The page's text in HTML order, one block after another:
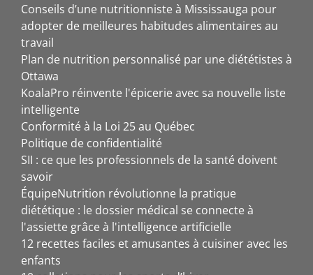
Conseils d’une nutritionniste à Mississauga pour
adopter de meilleures habitudes alimentaires au
travail
Plan de nutrition personnalisé par une diététistes à
Ottawa
KoalaPro réinvente l'épicerie avec sa nouvelle liste
intelligente
Conformité à la Loi 25 au Québec
Politique de confidentialité
SII : ce que les professionnels de la santé doivent
savoir
ÉquipeNutrition révolutionne la pratique
diététique : le dossier médical se connecte à
l'assiette grâce à l'intelligence artificielle
12 recettes faciles et amusantes à cuisiner avec les
enfants